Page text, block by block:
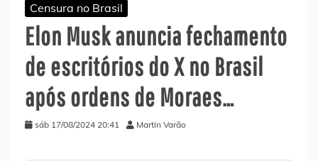
Censura no Brasil
Elon Musk anuncia fechamento
de escritórios do X no Brasil
após ordens de Moraes…
sáb 17/08/2024 20:41 Martin Varão